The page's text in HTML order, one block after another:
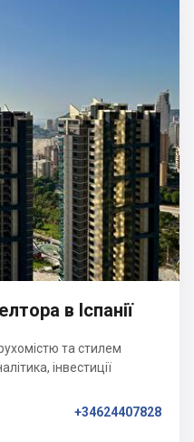
в Іспанії
та стилем
інвестиції
+34624407828